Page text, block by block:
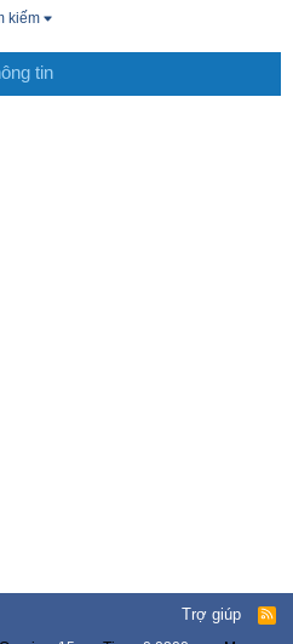
kiếm
tin
Trợ giúp
R